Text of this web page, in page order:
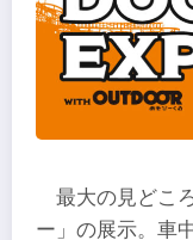
最大の見どこ
ー」の展示。車